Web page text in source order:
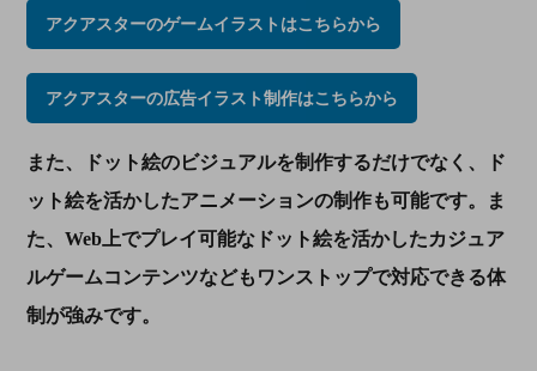
アクアスターのゲームイラストはこちらから
アクアスターの広告イラスト制作はこちらから
また、ドット絵のビジュアルを制作するだけでなく、ド
ット絵を活かしたアニメーションの制作も可能です。ま
た、 Web上でプレイ可能なドット絵を活かしたカジュア
ルゲームコンテンツなどもワンストップで対応できる体
制が強みです。